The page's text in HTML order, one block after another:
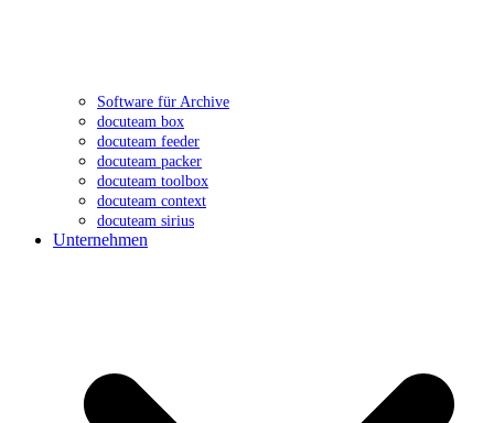
Software für Archive
docuteam box
docuteam feeder
docuteam packer
docuteam toolbox
docuteam context
docuteam sirius
Unternehmen